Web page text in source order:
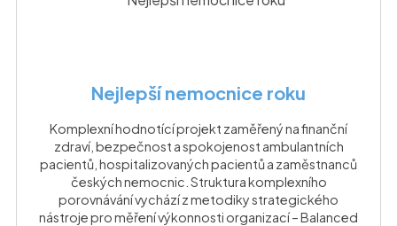
Nejlepší nemocnice roku
Komplexní hodnotící projekt zaměřený na finanční
zdraví, bezpečnost a spokojenost ambulantních
pacientů, hospitalizovaných pacientů a zaměstnanců
českých nemocnic. Struktura komplexního
porovnávání vychází z metodiky strategického
nástroje pro měření výkonnosti organizací – Balanced